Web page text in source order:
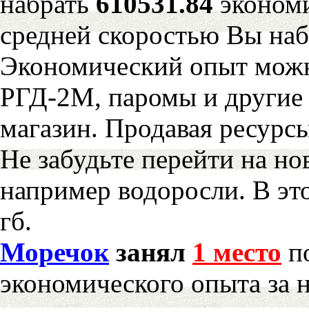
средней скоростью Вы
Экономический опыт
РГД-2М, паромы и другие
магазин. Продавая
Не забудьте перейти на
например водоросли. В
гб.
Моречокзанял 1 место
экономического опыта за